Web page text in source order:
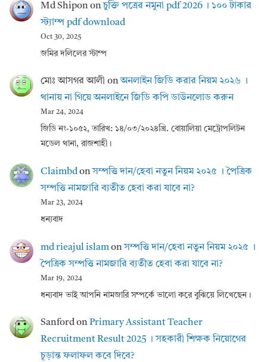
Md Shipononচুক্তি পত্রের নমুনা pdf 2026 । ১০০ টাকার
স্ট্যাম্প pdf download
Oct 30, 2025
জমির দলিলের স্টাম্প
মোঃ আসগর আলী onঅনলাইন জিডি করার নিয়ম ২০২৬ ।
থানায় না গিয়ে অনলাইনে জিডি কপি ডাউনলোড করুন
Mar 24, 2024
জিডি নং-১০৫২, তারিখ: ১৪/০৩/২০২৪খ্রি. বোয়ালিয়া মেট্রোপলিটন
মডেল থানা, রাজশাহী।
Claimbdonসম্পত্তি দান/হেবা নতুন নিয়ম ২০২৫ । পৈত্রিক
সম্পত্তি নামজারি ব্যতীত হেবা করা যাবে না?
Mar 23, 2024
ধন্যবাদ
md rieajul islamonসম্পত্তি দান/হেবা নতুন নিয়ম ২০২৫ ।
পৈত্রিক সম্পত্তি নামজারি ব্যতীত হেবা করা যাবে না?
Mar 19, 2024
ধন্যবাদ ভাই আপনি নামজারি সম্পর্কে ভালো করে বুঝিয়ে লিখেছেন।
SanfordonPrimary Assistant Teacher
Recruitment Result 2025 । সহকারী শিক্ষক নিয়োগের
চূড়ান্ত ফলাফল কবে দিবে?